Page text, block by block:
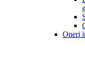
Oneri